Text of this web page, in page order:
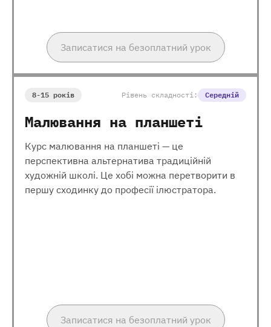
Записатися на безоплатний урок
8-15 років Рівень складності: Середній
Малювання на планшеті
Курс малювання на планшеті — це
перспективна альтернатива традиційній
художній школі. Це хобі можна перетворити в
першу сходинку до професії ілюстратора.
Записатися на безоплатний урок